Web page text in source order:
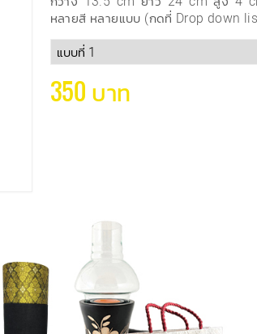
หลายสี หลายแบบ (กดที่ Drop down
350 บาท